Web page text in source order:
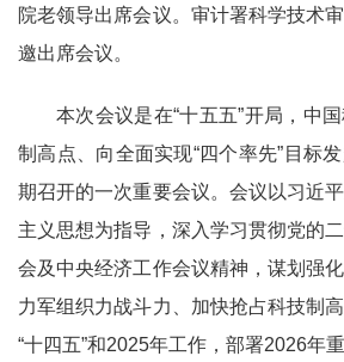
院老领导出席会议。审计署科学技术
邀出席会议。
本次会议是在“十五五”开局，中
制高点、向全面实现“四个率先”目标
期召开的一次重要会议。会议以习近
主义思想为指导，深入学习贯彻党的
会及中央经济工作会议精神，谋划强
力军组织力战斗力、加快抢占科技制
“十四五”和2025年工作，部署2026年重